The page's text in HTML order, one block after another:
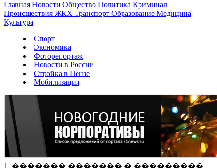
Главная Новости Общество Политика Криминал
Происшествия ЖКХ Транспорт Образование Медицина
Культура
Спорт
Экономика
Фоторепортаж
Новости в России
Стройка в Пензе
Мобилизация
1. ������� ������� � ���������